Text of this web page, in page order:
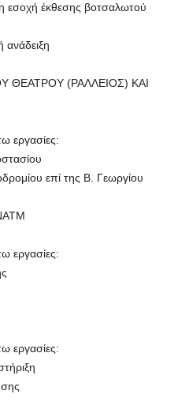
εσοχή έκθεσης βοτσαλωτού
ανάδειξη
ΘΕΑΤΡΟΥ (ΡΑΛΛΕΙΟΣ) ΚΑΙ
εργασίες:
επί της Β. Γεωργίου
εργασίες:
εργασίες: